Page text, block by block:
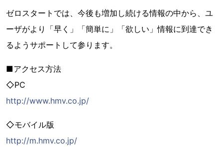
ゼロスタートでは、今後も増加し続ける情報の中から、ユ
ーザがより「早く」「簡単に」「欲しい」情報に到達でき
るようサポートして参ります。
■アクセス方法
◇PC
http://www.hmv.co.jp/
◇モバイル版
http://m.hmv.co.jp/